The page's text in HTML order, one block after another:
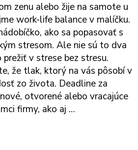
zenu alebo žije na samote u
work-life balance v malíčku.
ako sa popasovať s
stresom. Ale nie sú to dva
prežiť v strese bez stresu.
že tlak, ktorý na vás pôsobí v
zo života. Deadline za
otvorené alebo vracajúce
firmy, ako aj …